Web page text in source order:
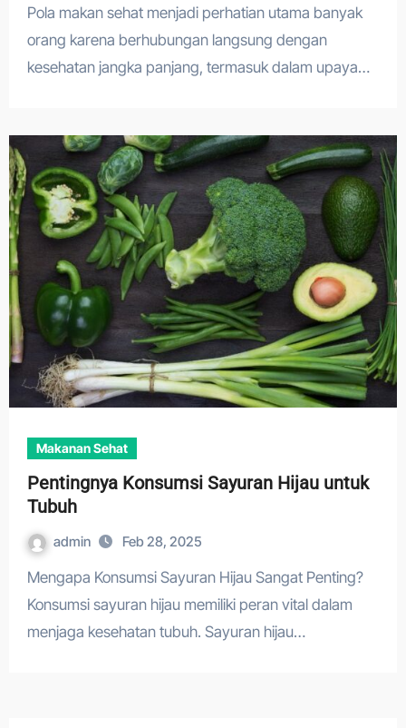
Pola makan sehat menjadi perhatian utama banyak
orang karena berhubungan langsung dengan
kesehatan jangka panjang, termasuk dalam upaya…
Makanan Sehat
Pentingnya Konsumsi Sayuran Hijau untuk
Tubuh
admin Feb 28, 2025
Mengapa Konsumsi Sayuran Hijau Sangat Penting?
Konsumsi sayuran hijau memiliki peran vital dalam
menjaga kesehatan tubuh. Sayuran hijau…